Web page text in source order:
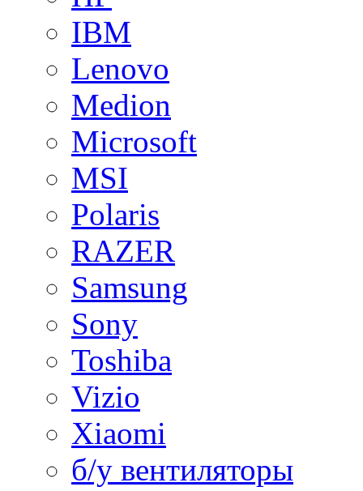
IBM
Lenovo
Medion
Microsoft
MSI
Polaris
RAZER
Samsung
Sony
Toshiba
Vizio
Xiaomi
б/у вентиляторы